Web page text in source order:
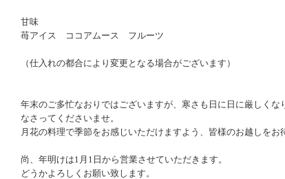
甘味
苺アイス ココアムース フルーツ
（仕入れの都合により変更となる場合がございます）
年末のご多忙なおりではございますが、寒さも日に日に厳しくな
なさってくださいませ。
月花の料理で季節をお感じいただけますよう、皆様のお越しをお
尚、年明けは1月1日から営業させていただきます。
どうかよろしくお願い致します。